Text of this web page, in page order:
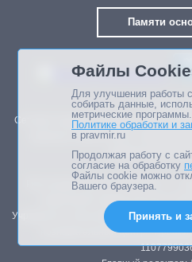
Памяти
©
Сетевое издание Правмир
надзору в сфере связи,
коммуникаций
Реестровая запись ЭЛ № ФС 77 –
изменений в свидетельство ЭЛ
Учредитель: Автономная
познавательный центр
Файлы
Для улучшения работы
собирать данные,
метрические
Политике обработки и
в pravmir.ru
Продолжая работу с
согласие на обработку
Файлы cookie можно
Вашего браузера.
Принять и